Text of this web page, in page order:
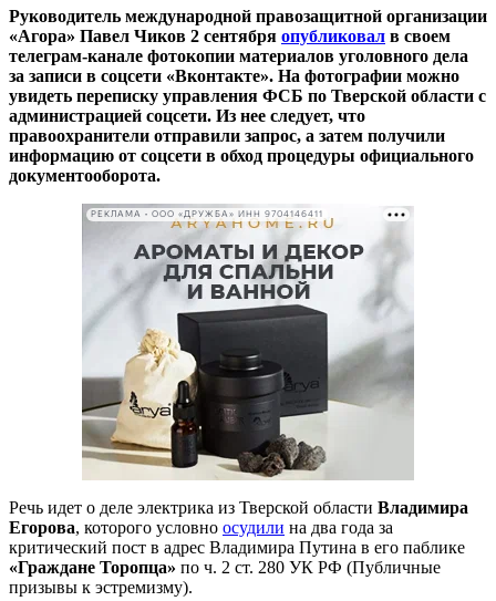
Руководитель международной правозащитной организации
«Агора» Павел Чиков 2 сентября опубликовал в своем
телеграм-канале фотокопии материалов уголовного дела
за записи в соцсети «Вконтакте». На фотографии можно
увидеть переписку управления ФСБ по Тверской области с
администрацией соцсети. Из нее следует, что
правоохранители отправили запрос, а затем получили
информацию от соцсети в обход процедуры официального
документооборота.
РЕКЛАМА • ООО «ДРУЖБА» ИНН 9704146411
Речь идет о деле электрика из Тверской области Владимира
Егорова, которого условно осудили на два года за
критический пост в адрес Владимира Путина в его паблике
«Граждане Торопца» по ч. 2 ст. 280 УК РФ (Публичные
призывы к эстремизму).